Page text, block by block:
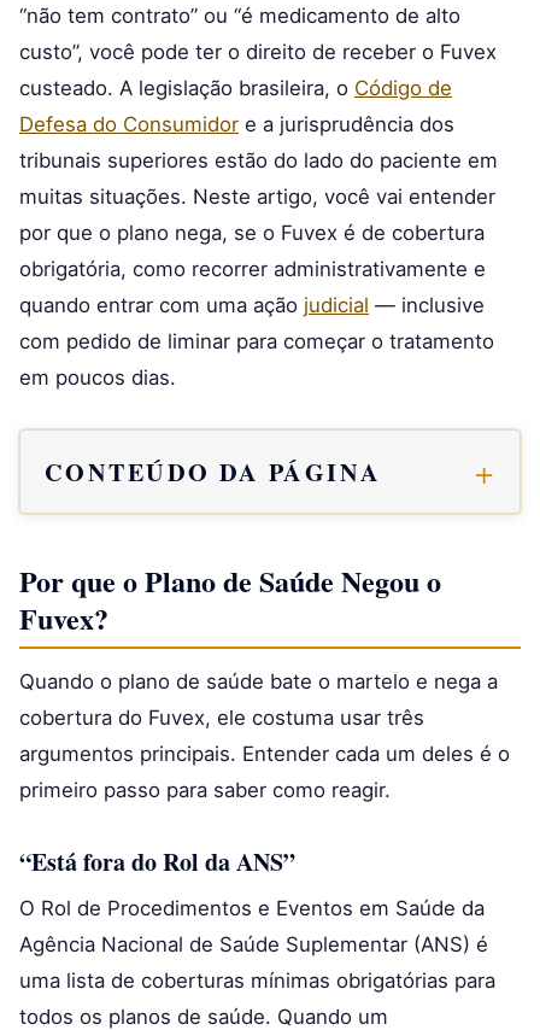
“não tem contrato” ou “é medicamento de alto
custo”, você pode ter o direito de receber o Fuvex
custeado. A legislação brasileira, o Código de
Defesa do Consumidor e a jurisprudência dos
tribunais superiores estão do lado do paciente em
muitas situações. Neste artigo, você vai entender
por que o plano nega, se o Fuvex é de cobertura
obrigatória, como recorrer administrativamente e
quando entrar com uma ação judicial — inclusive
com pedido de liminar para começar o tratamento
em poucos dias.
CONTEÚDO DA PÁGINA
Por que o Plano de Saúde Negou o
Fuvex?
Quando o plano de saúde bate o martelo e nega a
cobertura do Fuvex, ele costuma usar três
argumentos principais. Entender cada um deles é o
primeiro passo para saber como reagir.
“Está fora do Rol da ANS”
O Rol de Procedimentos e Eventos em Saúde da
Agência Nacional de Saúde Suplementar (ANS) é
uma lista de coberturas mínimas obrigatórias para
todos os planos de saúde. Quando um